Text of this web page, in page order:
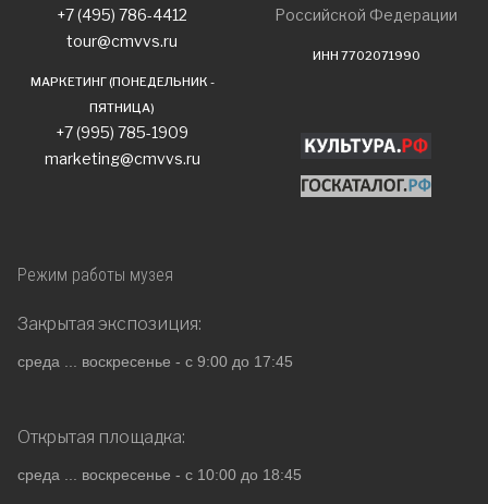
+7 (495) 786-4412
tour@cmvvs.ru
МАРКЕТИНГ (ПОНЕДЕЛЬНИК -
ПЯТНИЦА)
+7 (995) 785-1909
marketing@cmvvs.ru
Российской Федерации
ИНН 7702071990
Режим работы музея
Закрытая экспозиция:
среда ... воскресенье - с 9:00 до 17:45
Открытая площадка:
среда ... воскресенье - с 10:00 до 18:45